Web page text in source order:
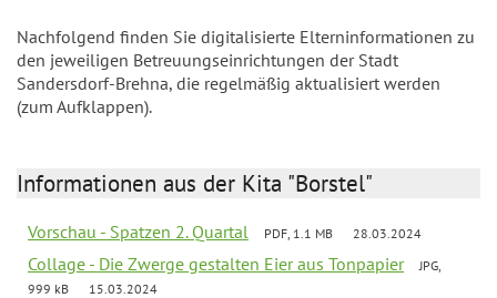
Nachfolgend finden Sie digitalisierte Elterninformationen zu
den jeweiligen Betreuungseinrichtungen der Stadt
Sandersdorf-Brehna, die regelmäßig aktualisiert werden
(zum Aufklappen).
Informationen aus der Kita "Borstel"
Vorschau - Spatzen 2. Quartal PDF, 1.1 MB 28.03.2024
Collage - Die Zwerge gestalten Eier aus Tonpapier
JPG,
999 kB
15.03.2024